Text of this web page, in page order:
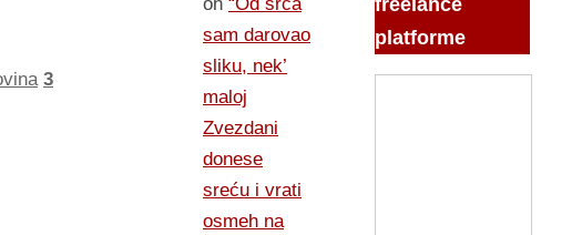
3
sam darovao
sliku, nek’
maloj
Zvezdani
donese
sreću i vrati
osmeh na
freelance
platforme